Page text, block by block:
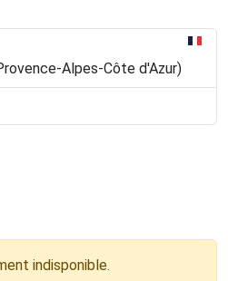
Alpes-Côte d'Azur)
indisponible.